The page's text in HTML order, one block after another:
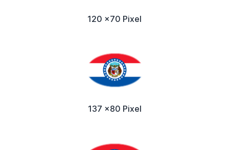
120 x70 Pixel
137 x80 Pixel